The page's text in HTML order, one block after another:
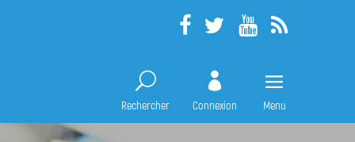
Rechercher Connexion Menu